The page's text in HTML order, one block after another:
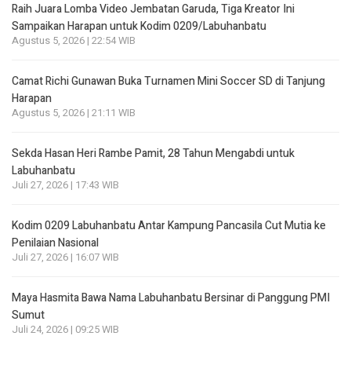
Raih Juara Lomba Video Jembatan Garuda, Tiga Kreator Ini
Sampaikan Harapan untuk Kodim 0209/Labuhanbatu
Agustus 5, 2026 | 22:54 WIB
Camat Richi Gunawan Buka Turnamen Mini Soccer SD di Tanjung
Harapan
Agustus 5, 2026 | 21:11 WIB
Sekda Hasan Heri Rambe Pamit, 28 Tahun Mengabdi untuk
Labuhanbatu
Juli 27, 2026 | 17:43 WIB
Kodim 0209 Labuhanbatu Antar Kampung Pancasila Cut Mutia ke
Penilaian Nasional
Juli 27, 2026 | 16:07 WIB
Maya Hasmita Bawa Nama Labuhanbatu Bersinar di Panggung PMI
Sumut
Juli 24, 2026 | 09:25 WIB